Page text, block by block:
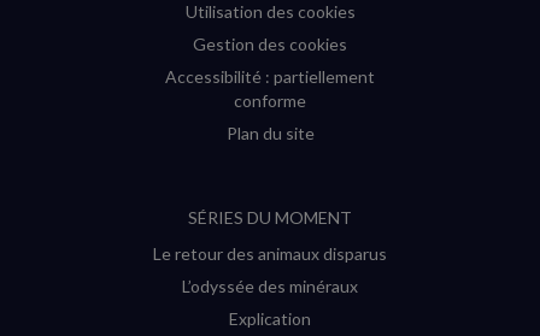
Utilisation des cookies
Gestion des cookies
Accessibilité : partiellement
conforme
Plan du site
SÉRIES DU MOMENT
Le retour des animaux disparus
L’odyssée des minéraux
Explication